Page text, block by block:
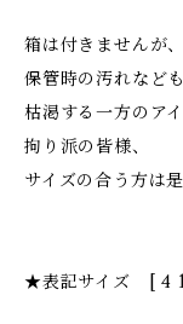
箱は付きませんが
保管時の汚れなど
枯渇する一方のア
拘り派の皆様、
サイズの合う方は
★表記サイズ [ 4